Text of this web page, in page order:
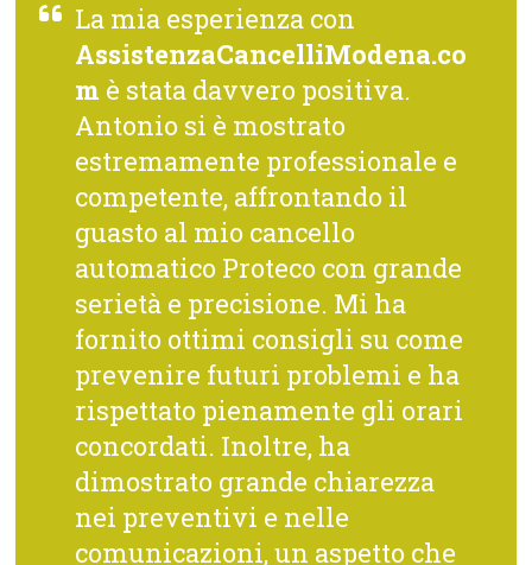
La mia esperienza con
AssistenzaCancelliModena.co
m è stata davvero positiva.
Antonio si è mostrato
estremamente professionale e
competente, affrontando il
guasto al mio cancello
automatico Proteco con grande
serietà e precisione. Mi ha
fornito ottimi consigli su come
prevenire futuri problemi e ha
rispettato pienamente gli orari
concordati. Inoltre, ha
dimostrato grande chiarezza
nei preventivi e nelle
comunicazioni, un aspetto che